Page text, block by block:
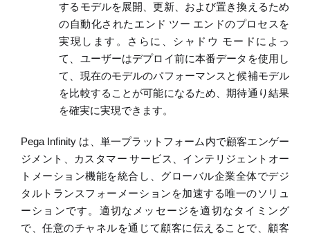
するモデルを展開、更新、および置き換えるため
の自動化されたエンド ツー エンドのプロセスを
実現します。さらに、シャドウ モードによっ
て、ユーザーはデプロイ前に本番データを使用し
て
、現在のモデルのパフォーマンスと候補モデル
を比較することが可能になるため、期待通り結果
を確実に実現できます。
Pega Infinity は、単一プラットフォーム内で顧客エンゲー
ジメント、カスタマー サービス、インテリジェントオー
トメーション機能を統合し、グローバル企業全体でデジ
タルトランスフォーメーションを加速する唯一のソリュ
ーションです。適切なメッセージを適切なタイミング
で、任意のチャネルを通じて顧客に伝えることで、顧客